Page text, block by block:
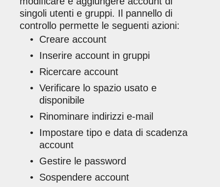
singoli utenti e gruppi. Il pannello di
controllo permette le seguenti azioni:
Creare account
Inserire account in gruppi
Ricercare account
Verificare lo spazio usato e
disponibile
Rinominare indirizzi e-mail
Impostare tipo e data di scadenza
account
Gestire le password
Sospendere account